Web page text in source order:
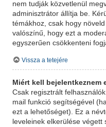
nem tudják közvetlenül
adminisztrátor állítja be.
témákhoz, csak hogy
valószínű, hogy ezt a
egyszerűen csökkenteni
Vissza a tetejére
Miért kell bejelentkeznem
Csak regisztrált
mail funkció segítségével
ezt a lehetőséget). Ez a
leveleinek elkerülése végett